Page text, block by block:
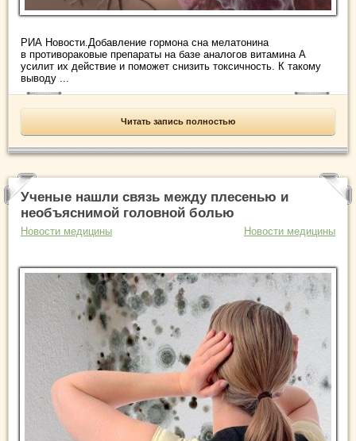
РИА Новости.Добавление гормона сна мелатонина
в противораковые препараты на базе аналогов витамина А
усилит их действие и поможет снизить токсичность. К такому
выводу ...
Читать запись полностью
Ученые нашли связь между плесенью и
необъяснимой головной болью
Новости медицины Новости медицины